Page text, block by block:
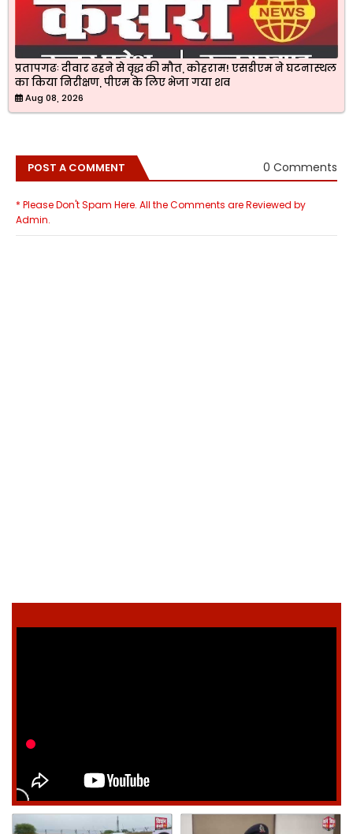
प्रतापगढः दीवार ढहने से वृद्ध की मौत, कोहराम! एसडीएम ने घटनास्थल
का किया निरीक्षण, पीएम के लिए भेजा गया शव
Aug 08, 2026
POST A COMMENT 0 Comments
* Please Don't Spam Here. All the Comments are Reviewed by
Admin.